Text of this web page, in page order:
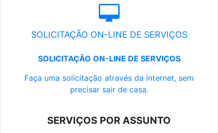
SOLICITAÇÃO ON-LINE DE SERVIÇOS
SOLICITAÇÃO ON-LINE DE SERVIÇOS
Faça uma solicitação através da internet, sem
precisar sair de casa.
SERVIÇOS POR ASSUNTO